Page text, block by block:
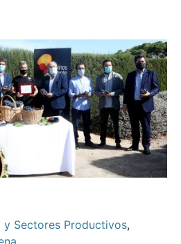
Sectores Productivos,